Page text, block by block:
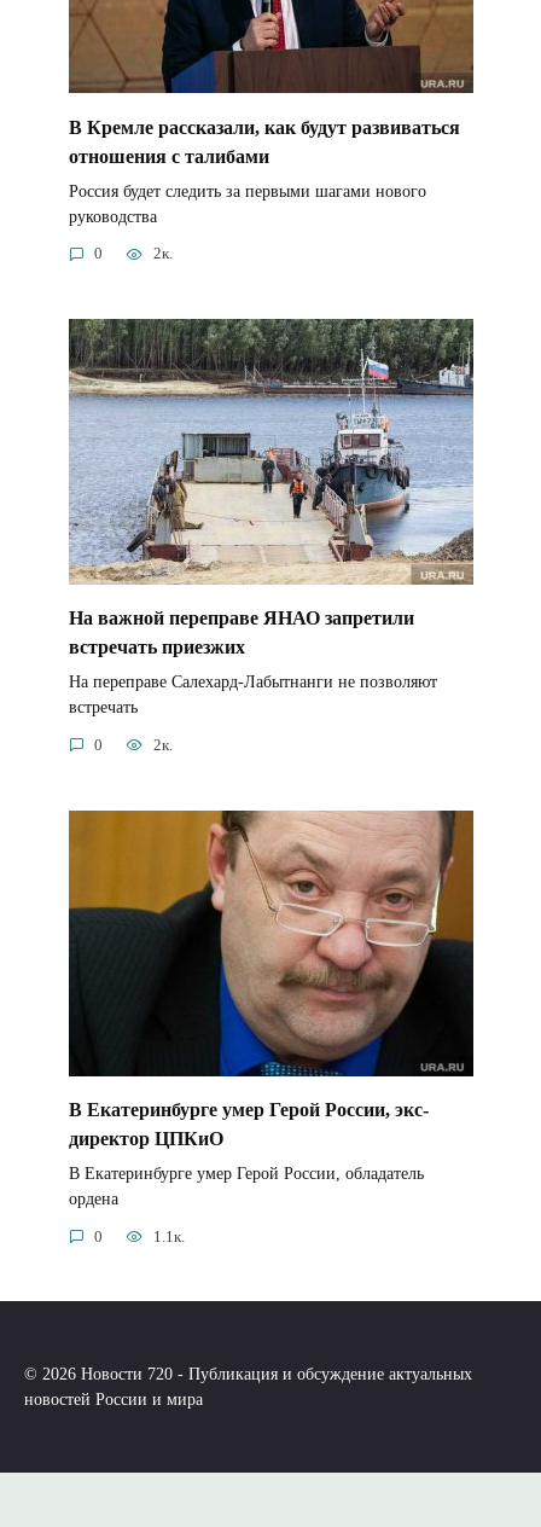
В Кремле рассказали, как будут развиваться
отношения с талибами
Россия будет следить за первыми шагами нового
руководства
0 2к.
На важной переправе ЯНАО запретили
встречать приезжих
На переправе Салехард-Лабытнанги не позволяют
встречать
0 2к.
В Екатеринбурге умер Герой России, экс-
директор ЦПКиО
В Екатеринбурге умер Герой России, обладатель
ордена
0 1.1к.
© 2026 Новости 720 - Публикация и обсуждение актуальных
новостей России и мира